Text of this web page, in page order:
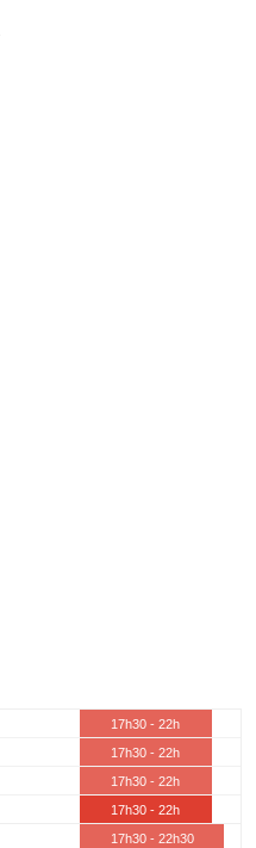
17h30 - 22h
17h30 - 22h
17h30 - 22h
17h30 - 22h
17h30 - 22h30